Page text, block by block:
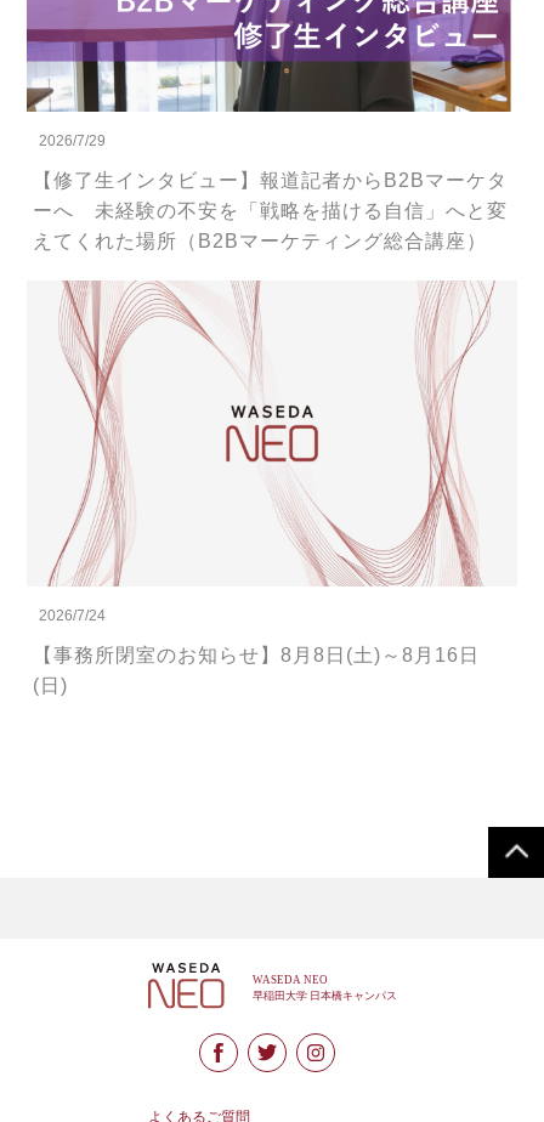
2026/7/29
【修了生インタビュー】報道記者からB2Bマーケタ
ーへ 未経験の不安を「戦略を描ける自信」へと変
えてくれた場所（B2Bマーケティング総合講座）
2026/7/24
【事務所閉室のお知らせ】8月8日(土)～8月16日
(日)
よくあるご質問